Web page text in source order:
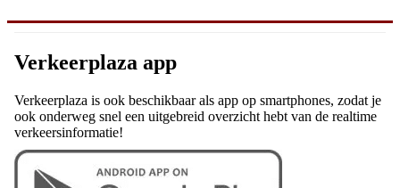
Verkeerplaza app
Verkeerplaza is ook beschikbaar als app op smartphones, zodat je
ook onderweg snel een uitgebreid overzicht hebt van de realtime
verkeersinformatie!